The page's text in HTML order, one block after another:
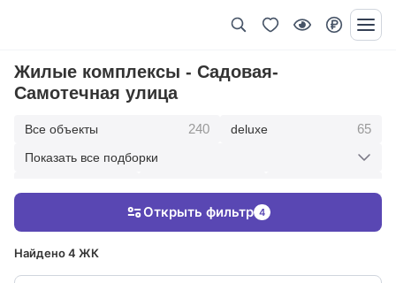
Жилые комплексы - Садовая-
Самотечная улица
Все объекты 240 deluxe 65
123 клубные дома
Показать все подборки
Найдено 4 ЖК
Открыть фильтр 4